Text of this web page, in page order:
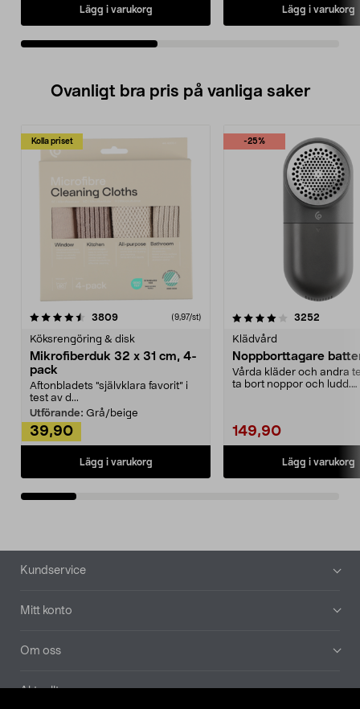
Lägg i varukorg Lägg i varukorg
Ovanligt bra pris på vanliga saker
Kolla priset
3809recensioner (9,97/st)
Köksrengöring & disk
Mikrofiberduk 32 x 31 cm, 4-
pack
Aftonbladets "självklara favorit” i
test av d...
Utförande: Grå/beige
39,90
Lägg i varukorg
-25%
4.0av 5 stjärnor 3252
Klädvård
Noppborttagare
Vårda kläder och andra
ta bort noppor och ludd.
149,90
Lägg i varukorg
4.5av 5 stjärnor
Sidfot
Kundservice
Mitt konto
Om oss
Aktuellt